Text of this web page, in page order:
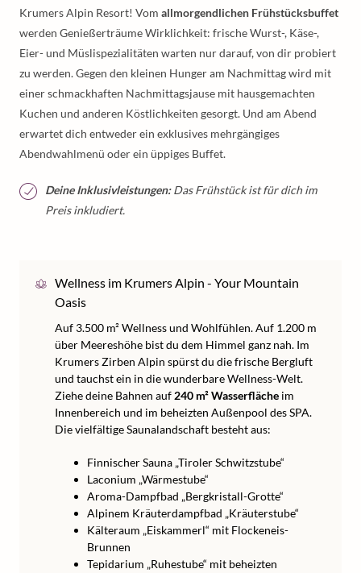
Krumers Alpin Resort! Vom allmorgendlichen Frühstücksbuffet
werden Genießerträume Wirklichkeit: frische Wurst-, Käse-,
Eier- und Müslispezialitäten warten nur darauf, von dir probiert
zu werden. Gegen den kleinen Hunger am Nachmittag wird mit
einer schmackhaften Nachmittagsjause mit hausgemachten
Kuchen und anderen Köstlichkeiten gesorgt. Und am Abend
erwartet dich entweder ein exklusives mehrgängiges
Abendwahlmenü oder ein üppiges Buffet.
Deine Inklusivleistungen:Das Frühstück ist für dich im
Preis inkludiert.
Wellness im Krumers Alpin - Your Mountain
Oasis
Auf 3.500 m² Wellness und Wohlfühlen. Auf 1.200 m
über Meereshöhe bist du dem Himmel ganz nah. Im
Krumers Zirben Alpin spürst du die frische Bergluft
und tauchst ein in die wunderbare Wellness-Welt.
Ziehe deine Bahnen auf 240 m² Wasserfläche im
Innenbereich und im beheizten Außenpool des SPA.
Die vielfältige Saunalandschaft besteht aus:
Finnischer Sauna „Tiroler Schwitzstube“
Laconium „Wärmestube“
Aroma-Dampfbad „Bergkristall-Grotte“
Alpinem Kräuterdampfbad „Kräuterstube“
Kälteraum „Eiskammerl“ mit Flockeneis-
Brunnen
Tepidarium „Ruhestube“ mit beheizten